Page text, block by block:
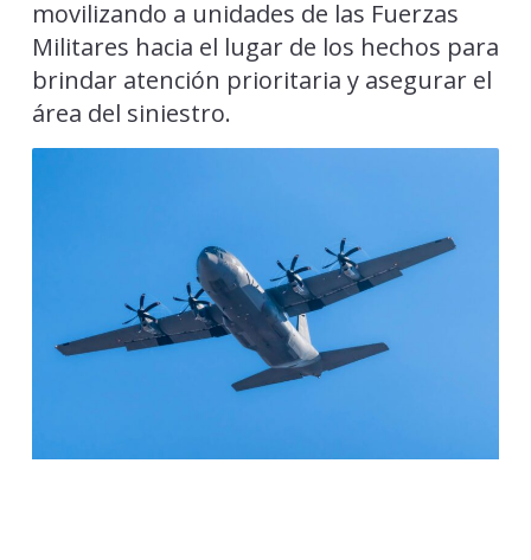
movilizando a unidades de las Fuerzas
Militares hacia el lugar de los hechos para
brindar atención prioritaria y asegurar el
área del siniestro.